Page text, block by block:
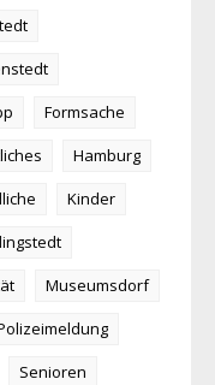
Formsache
Hamburg
Kinder
Museumsdorf
Senioren